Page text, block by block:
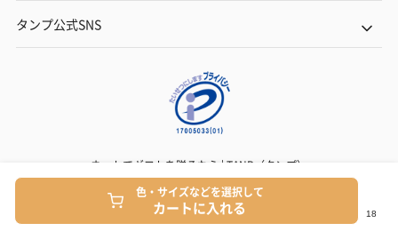
色・サイズなどを選択して
カートに入れる
タンプ公式SNS
ネットでギフトを贈るなら | TANP（タンプ）
Copyright© TANP Inc.